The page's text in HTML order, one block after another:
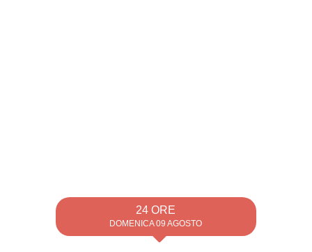
24 ORE
DOMENICA 09 AGOSTO